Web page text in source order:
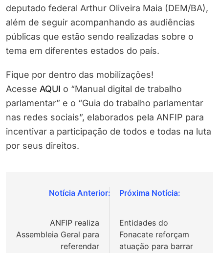
deputado federal Arthur Oliveira Maia (DEM/BA),
além de seguir acompanhando as audiências
públicas que estão sendo realizadas sobre o
tema em diferentes estados do país.
Fique por dentro das mobilizações!
Acesse AQUI o “Manual digital de trabalho
parlamentar” e o “Guia do trabalho parlamentar
nas redes sociais”, elaborados pela ANFIP para
incentivar a participação de todos e todas na luta
por seus direitos.
Navegação
Post
ANFIP realiza
Assembleia Geral para
referendar
Entidades do
Fonacate reforçam
atuação para barrar